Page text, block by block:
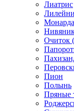
Лиатрис
Монарда
Очиток
Пион
Полынь
Пряные